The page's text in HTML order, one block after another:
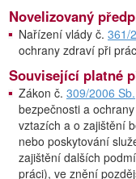
Novelizovaný
Nařízení vlády č. 361/
ochrany zdraví při
Související platné
Zákon č. 309/2006 Sb.
bezpečnosti a
vztazích a o zajištění
nebo poskytování
zajištění dalších
práci), ve znění